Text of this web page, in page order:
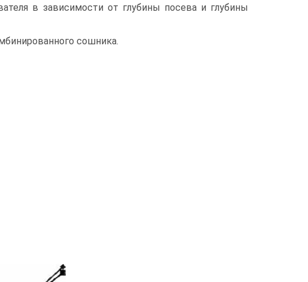
в зависимости от глубины посева и глубины
сошника.